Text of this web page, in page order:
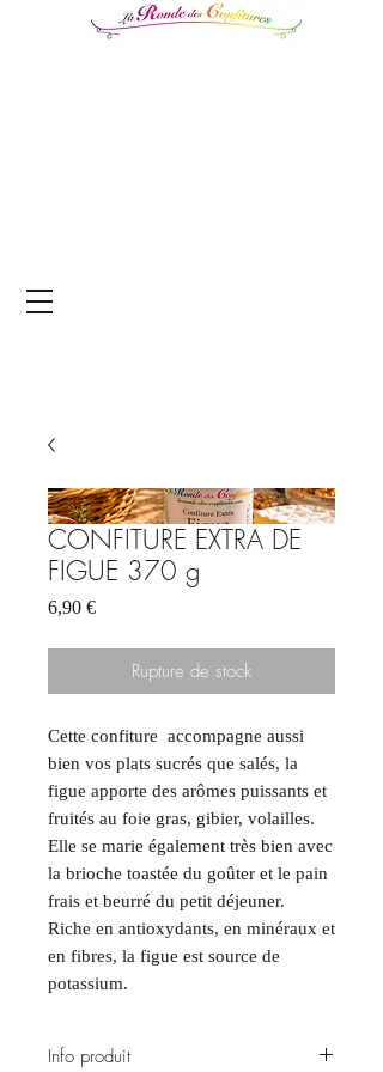
CONFITURE EXTRA DE
FIGUE 370 g
6,90 €Prix
Rupture de stock
Cette confiture accompagne aussi
bien vos plats sucrés que salés, la
figue apporte des arômes puissants et
fruités au foie gras, gibier, volailles.
Elle se marie également très bien avec
la brioche toastée du goûter et le pain
frais et beurré du petit déjeuner.
Riche en antioxydants, en minéraux et
en fibres, la figue est source de
potassium.
Info produit